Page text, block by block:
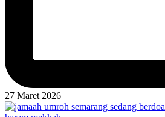
27 Maret 2026